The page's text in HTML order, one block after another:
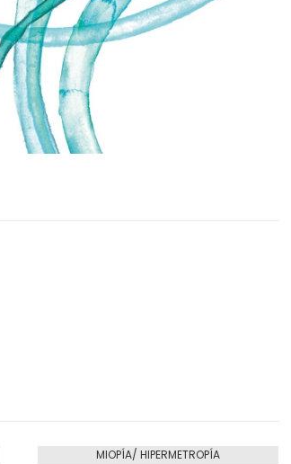
MIOPÍA/ HIPERMETROPÍA